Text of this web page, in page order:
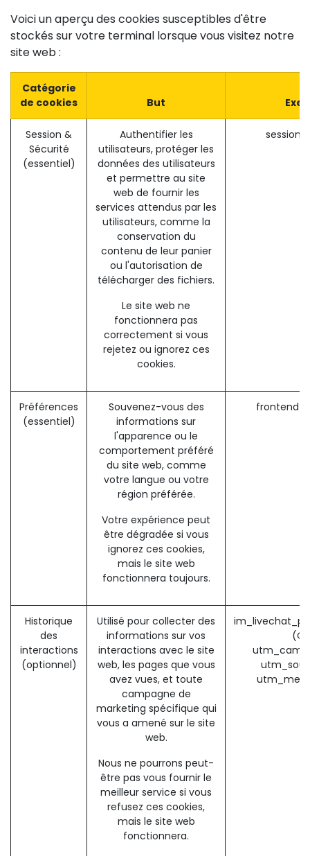
Voici un aperçu des cookies susceptibles d'être
stockés sur votre terminal lorsque vous visitez notre
site web :
Catégorie
de cookies
But
Session &
Sécurité
(essentiel)
Authentifier les
utilisateurs, protéger les
données des utilisateurs
et permettre au site
web de fournir les
services attendus par les
utilisateurs, comme la
conservation du
contenu de leur panier
ou l'autorisation de
télécharger des fichiers.
Le site web ne
fonctionnera pas
correctement si vous
rejetez ou ignorez ces
cookies.
Préférences
(essentiel)
Souvenez-vous des
informations sur
l'apparence ou le
comportement préféré
du site web, comme
votre langue ou votre
région préférée.
Votre expérience peut
être dégradée si vous
ignorez ces cookies,
mais le site web
fonctionnera toujours.
Historique
des
interactions
(optionnel)
Utilisé pour collecter des
informations sur vos
interactions avec le site
web, les pages que vous
avez vues, et toute
campagne de
marketing spécifique qui
vous a amené sur le site
web.
Nous ne pourrons peut-
être pas vous fournir le
meilleur service si vous
refusez ces cookies,
mais le site web
fonctionnera.